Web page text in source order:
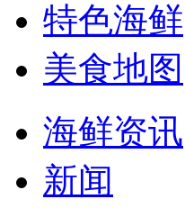
特色海鲜
美食地图
海鲜资讯
新闻